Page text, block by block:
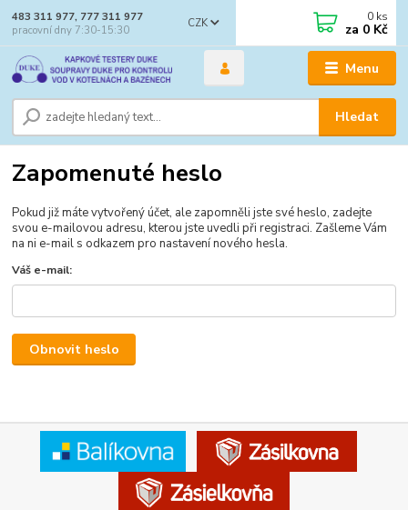
Menu
CZK
Hledat
483 311 977, 777 311 977
pracovní dny 7:30-15:30
0 ks
za 0 Kč
Zapomenuté heslo
Pokud již máte vytvořený účet, ale zapomněli jste své heslo, zadejte
svou e-mailovou adresu, kterou jste uvedli při registraci. Zašleme Vám
na ni e-mail s odkazem pro nastavení nového hesla.
Váš e-mail:
Obnovit heslo